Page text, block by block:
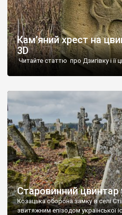
Кам’яний хрест на
3D
Читайте статтю про Дзигівку і її
Старовинний цвинтар
Козацька оборона замку в селі
звитяжним епізодом української